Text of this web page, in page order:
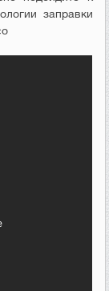
заправки